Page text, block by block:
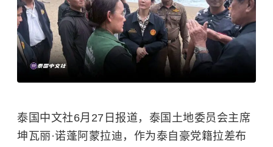
泰国中文社6月27日报道，泰国土地委员会主席
坤瓦丽·诺蓬阿蒙拉迪，作为泰自豪党籍拉差布